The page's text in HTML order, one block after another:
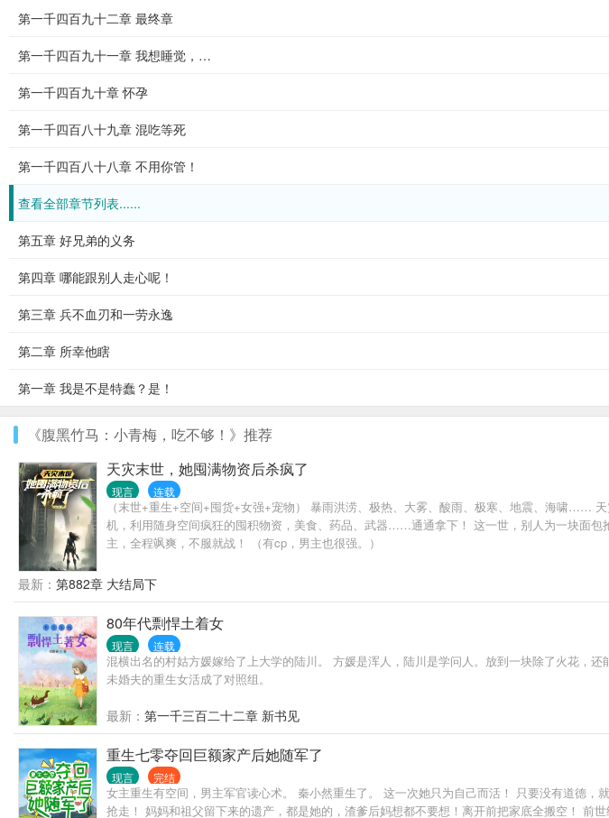
第一千四百九十二章 最终章
第一千四百九十一章 我想睡觉，…
第一千四百九十章 怀孕
第一千四百八十九章 混吃等死
第一千四百八十八章 不用你管！
查看全部章节列表......
第五章 好兄弟的义务
第四章 哪能跟别人走心呢！
第三章 兵不血刃和一劳永逸
第二章 所幸他瞎
第一章 我是不是特蠢？是！
《腹黑竹马：小青梅，吃不够！》推荐
天灾末世，她囤满物资后杀疯了
现言 连载
（末世+重生+空间+囤货+女强+宠物） 暴雨洪涝、极热、大雾、酸雨、极寒、地震、海啸……
机，利用随身空间疯狂的囤积物资，美食、药品、武器……通通拿下！ 这一世，别人为一块面
主，全程飒爽，不服就战！ （有cp，男主也很强。）
最新： 第882章 大结局下
80年代剽悍土着女
现言 连载
混横出名的村姑方媛嫁给了上大学的陆川。 方媛是浑人，陆川是学问人。放到一块除了火花，
未婚夫的重生女活成了对照组。
最新： 第一千三百二十二章 新书见
重生七零夺回巨额家产后她随军了
现言 完结
女主重生有空间，男主军官读心术。 秦小然重生了。 这一次她只为自己而活！ 只要没有道德
抢走！ 妈妈和祖父留下来的遗产，都是她的，渣爹后妈想都不要想！离开前把家底全搬空！ 前